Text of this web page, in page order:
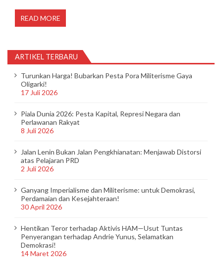
READ MORE
ARTIKEL TERBARU
Turunkan Harga! Bubarkan Pesta Pora Militerisme Gaya
Oligarki!
17 Juli 2026
Piala Dunia 2026: Pesta Kapital, Represi Negara dan
Perlawanan Rakyat
8 Juli 2026
Jalan Lenin Bukan Jalan Pengkhianatan: Menjawab Distorsi
atas Pelajaran PRD
2 Juli 2026
Ganyang Imperialisme dan Militerisme: untuk Demokrasi,
Perdamaian dan Kesejahteraan!
30 April 2026
Hentikan Teror terhadap Aktivis HAM—Usut Tuntas
Penyerangan terhadap Andrie Yunus, Selamatkan
Demokrasi!
14 Maret 2026